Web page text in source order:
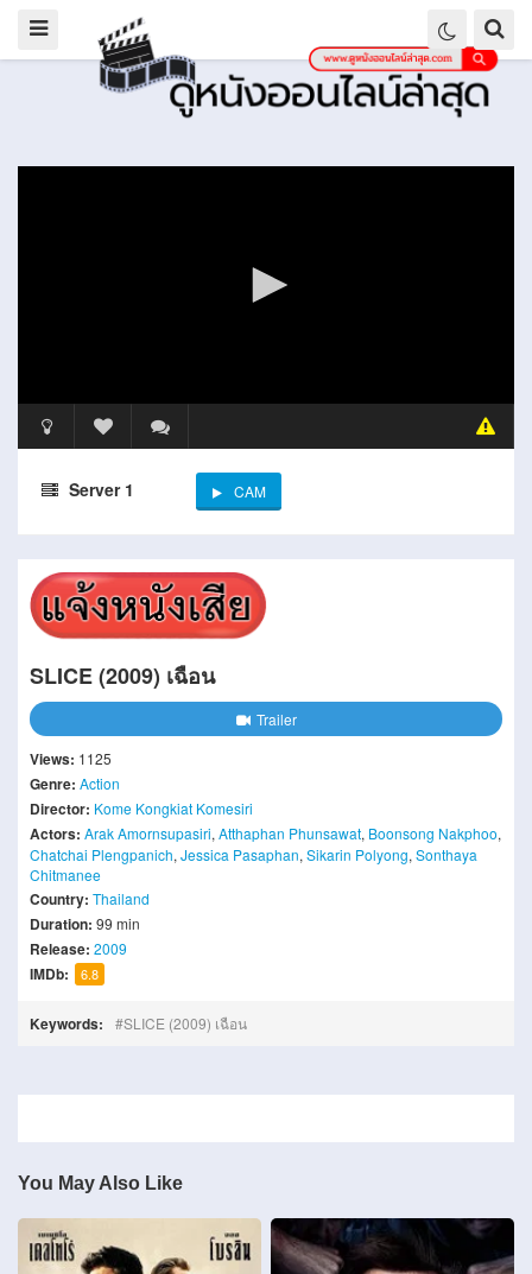
Server 1 CAM
SLICE (2009) เฉือน
Trailer
Views: 1125
Genre: Action
Director: Kome Kongkiat Komesiri
Actors: Arak Amornsupasiri, Atthaphan Phunsawat, Boonsong Nakphoo,
Chatchai Plengpanich, Jessica Pasaphan, Sikarin Polyong, Sonthaya
Chitmanee
Country: Thailand
Duration: 99 min
Release: 2009
IMDb: 6.8
Keywords: SLICE (2009) เฉือน
You May Also Like